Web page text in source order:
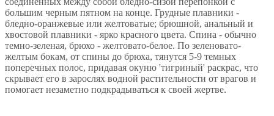
большим черным пятном на конце. Грудные плавники -
бледно-оранжевые или желтоватые; брюшной, анальный и
хвостовой плавники - ярко красного цвета. Спина - обычно
темно-зеленая, брюхо - желтовато-белое. По зеленовато-
желтым бокам, от спины до брюха, тянутся 5-9 темных
поперечных полос, придавая окуню 'тигриный' раскрас, что
скрывает его в зарослях водной растительности от врагов и
помогает незаметно подкрадываться к своей жертве.